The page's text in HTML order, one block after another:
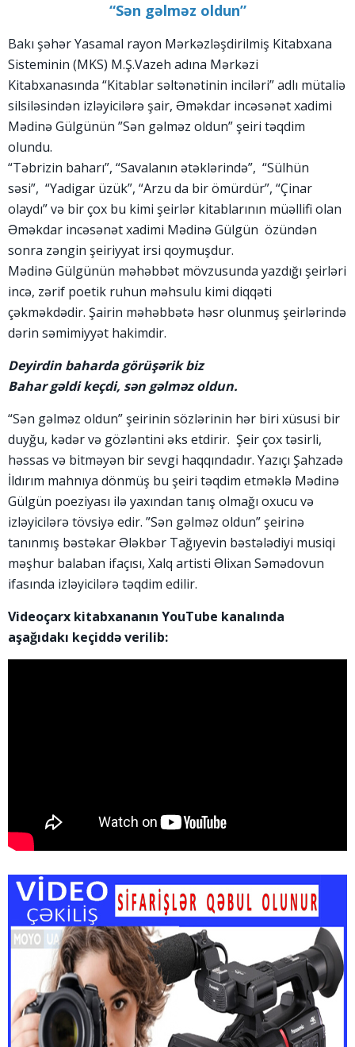
“Sən gəlməz oldun”
Bakı şəhər Yasamal rayon Mərkəzləşdirilmiş Kitabxana
Sisteminin (MKS) M.Ş.Vazeh adına Mərkəzi
Kitabxanasında “Kitablar səltənətinin inciləri” adlı mütaliə
silsiləsindən izləyicilərə şair, Əməkdar incəsənət xadimi
Mədinə Gülgünün ”Sən gəlməz oldun” şeiri təqdim
olundu.
“Təbrizin baharı”, “Savalanın ətəklərində”, “Sülhün
səsi”, “Yadigar üzük”, “Arzu da bir ömürdür”, “Çinar
olaydı” və bir çox bu kimi şeirlər kitablarının müəllifi olan
Əməkdar incəsənət xadimi Mədinə Gülgün özündən
sonra zəngin şeiriyyat irsi qoymuşdur.
Mədinə Gülgünün məhəbbət mövzusunda yazdığı şeirləri
incə, zərif poetik ruhun məhsulu kimi diqqəti
çəkməkdədir. Şairin məhəbbətə həsr olunmuş şeirlərində
dərin səmimiyyət hakimdir.
Deyirdin baharda görüşərik biz
Bahar gəldi keçdi, sən gəlməz oldun.
“Sən gəlməz oldun” şeirinin sözlərinin hər biri xüsusi bir
duyğu, kədər və gözləntini əks etdirir. Şeir çox təsirli,
həssas və bitməyən bir sevgi haqqındadır. Yazıçı Şahzadə
İldırım mahnıya dönmüş bu şeiri təqdim etməklə Mədinə
Gülgün poeziyası ilə yaxından tanış olmağı oxucu və
izləyicilərə tövsiyə edir. ”Sən gəlməz oldun” şeirinə
tanınmış bəstəkar Ələkbər Tağıyevin bəstələdiyi musiqi
məşhur balaban ifaçısı, Xalq artisti Əlixan Səmədovun
ifasında izləyicilərə təqdim edilir.
Videoçarx kitabxananın YouTube kanalında
aşağıdakı keçiddə verilib: